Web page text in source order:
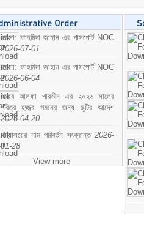
মোসা: ফাহমিদা জাহান এর পাসপোর্ট NOC
2026-07-01
মোসা: ফাহমিদা জাহান এর পাসপোর্ট NOC
2026-06-04
জনাব আলফা পারভীন এর ২০২৬ সালের
পবিত্র হজ্জ্ব গমনের জন্য ছুটির আদেশ
2026-04-20
বিদ্যালয়ের নাম পরিবর্তন সংক্রান্ত 2026-
01-28
View more